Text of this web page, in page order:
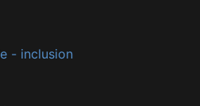
- inclusion